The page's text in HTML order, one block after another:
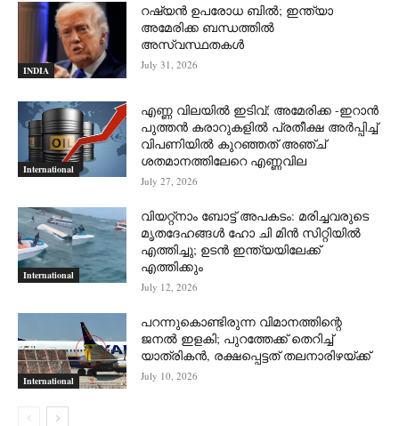
INDIA
റഷ്യന്‍ ഉപരോധ ബില്‍; ഇന്ത്യാ
അമേരിക്ക ബന്ധത്തില്‍
അസ്വസ്ഥതകള്‍
July 31, 2026
International
എണ്ണ വിലയില്‍ ഇടിവ്; അമേരിക്ക -ഇറാന്‍
പുത്തന്‍ കരാറുകളില്‍ പ്രതീക്ഷ അര്‍പ്പിച്ച്
വിപണിയില്‍ കുറഞ്ഞത് അഞ്ച്
ശതമാനത്തിലേറെ എണ്ണവില
July 27, 2026
International
വിയറ്റ്നാം ബോട്ട് അപകടം: മരിച്ചവരുടെ
മൃതദേഹങ്ങൾ ഹോ ചി മിൻ സിറ്റിയിൽ
എത്തിച്ചു; ഉടൻ ഇന്ത്യയിലേക്ക്
എത്തിക്കും
July 12, 2026
International
പറന്നുകൊണ്ടിരുന്ന വിമാനത്തിന്റെ
ജനൽ ഇളകി; പുറത്തേക്ക് തെറിച്ച്
യാത്രികൻ, രക്ഷപ്പെട്ടത് തലനാരിഴയ്ക്ക്
July 10, 2026